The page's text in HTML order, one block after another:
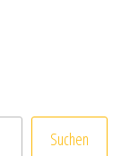
Suchen